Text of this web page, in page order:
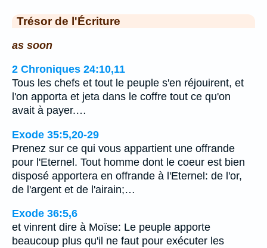
Trésor de l'Écriture
as soon
2 Chroniques 24:10,11
Tous les chefs et tout le peuple s'en réjouirent, et
l'on apporta et jeta dans le coffre tout ce qu'on
avait à payer.…
Exode 35:5,20-29
Prenez sur ce qui vous appartient une offrande
pour l'Eternel. Tout homme dont le coeur est bien
disposé apportera en offrande à l'Eternel: de l'or,
de l'argent et de l'airain;…
Exode 36:5,6
et vinrent dire à Moïse: Le peuple apporte
beaucoup plus qu'il ne faut pour exécuter les